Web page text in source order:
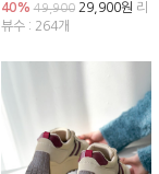
40% 49,90029,900원 리
뷰수 : 264개